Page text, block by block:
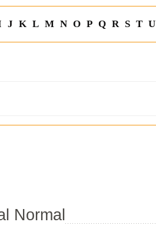
J K L M N O P Q R S T U
Normal